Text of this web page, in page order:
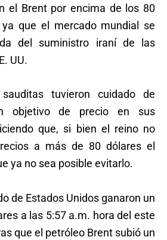
el Brent por encima de los 80
que el mercado mundial se
del suministro iraní de las
UU.
tuvieron cuidado de
objetivo de precio en sus
que, si bien el reino no
a más de 80 dólares el
ya no sea posible evitarlo.
de Estados Unidos ganaron un
a las 5:57 a.m. hora del este
que el petróleo Brent subió un